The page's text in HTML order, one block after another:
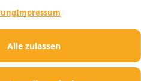
Impressum
Alle zulassen